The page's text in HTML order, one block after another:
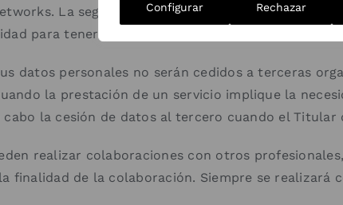
Configurar Rechazar
La seguridad de los datos está
para tener más información.
datos personales no serán cedidos a terceras
la prestación de un servicio implique la
la cesión de datos al tercero cuando el
realizar colaboraciones con otros
finalidad de la colaboración. Siempre se realizará